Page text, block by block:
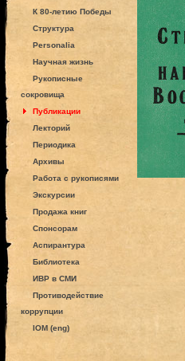
К 80-летию Победы
Структура
Personalia
Научная жизнь
Рукописные
сокровища
Публикации
Лекторий
Периодика
Архивы
Работа с рукописями
Экскурсии
Продажа книг
Спонсорам
Аспирантура
Библиотека
ИВР в СМИ
Противодействие
коррупции
IOM (eng)